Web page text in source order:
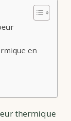
en
thermique